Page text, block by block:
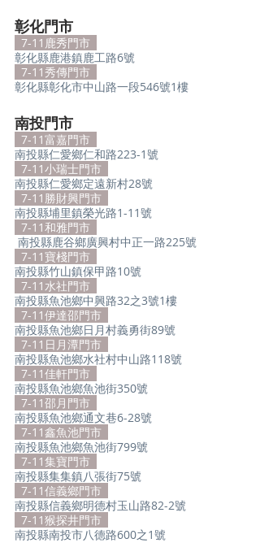
彰化門市
  7-11鹿秀門市
彰化縣鹿港鎮鹿工路6號
  7-11秀傳門市
彰化縣彰化市中山路一段546號1樓
南投門市
  7-11富嘉門市
南投縣仁愛鄉仁和路223-1號
  7-11小瑞士門市
南投縣仁愛鄉定遠新村28號
  7-11勝財興門市
南投縣埔里鎮榮光路1-11號
  7-11和雅門市
南投縣鹿谷鄉廣興村中正一路225號
  7-11寶棧門市
南投縣竹山鎮保甲路10號
  7-11水社門市
南投縣魚池鄉中興路32之3號1樓
  7-11伊達邵門市
南投縣魚池鄉日月村義勇街89號
  7-11日月潭門市
南投縣魚池鄉水社村中山路118號
  7-11佳軒門市
南投縣魚池鄉魚池街350號
  7-11邵月門市
南投縣魚池鄉通文巷6-28號
  7-11鑫魚池門市
南投縣魚池鄉魚池街799號
  7-11集寶門市
南投縣集集鎮八張街75號
  7-11信義鄉門市
南投縣信義鄉明德村玉山路82-2號
  7-11猴探井門市
南投縣南投市八德路600之1號